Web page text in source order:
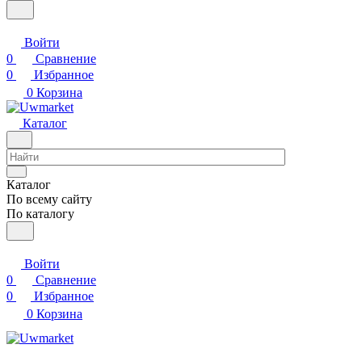
Войти
0
Сравнение
0
Избранное
0 Корзина
Каталог
Каталог
По всему сайту
По каталогу
Войти
0
Сравнение
0
Избранное
0 Корзина